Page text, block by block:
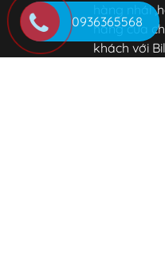
hàng nhái
hàng của
khách với
0936365568